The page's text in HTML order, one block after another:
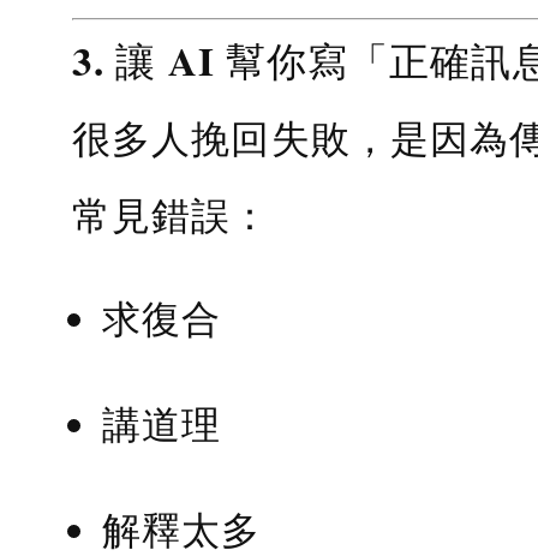
3. 讓 AI 幫你寫「正確訊
很多人挽回失敗，是因為
常見錯誤：
求復合
講道理
解釋太多